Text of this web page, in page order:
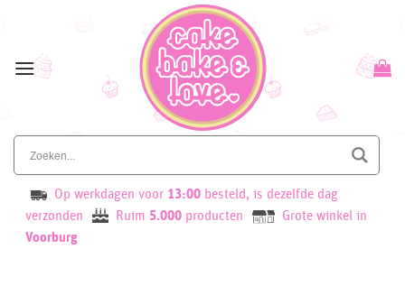
content
Op werkdagen voor 13:00 besteld, is dezelfde dag
verzonden
Ruim 5.000 producten
Grote winkel in
Voorburg